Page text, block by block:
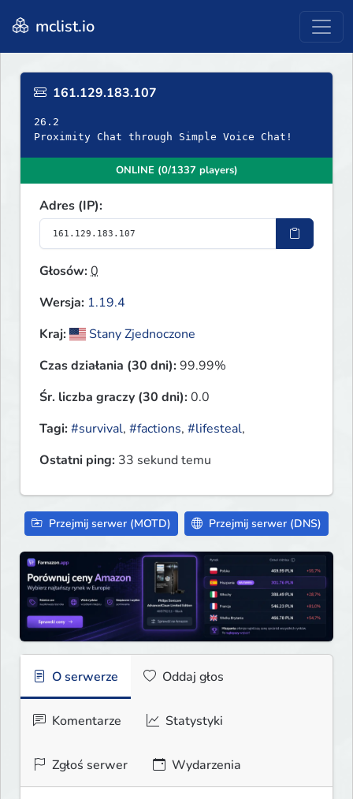
mclist.io
161.129.183.107
26.2
Proximity Chat through Simple Voice Chat!
ONLINE (0/1337 players)
Adres (IP):
Głosów:0
Wersja: 1.19.4
Kraj:
Stany Zjednoczone
Czas działania (30 dni):99.99%
Śr. liczba graczy (30 dni):0.0
Tagi:#survival, #factions, #lifesteal,
Ostatni ping: 33 sekund temu
Przejmij serwer (MOTD) Przejmij serwer (DNS)
O serwerze Oddaj głos
Komentarze Statystyki
Zgłoś serwer Wydarzenia